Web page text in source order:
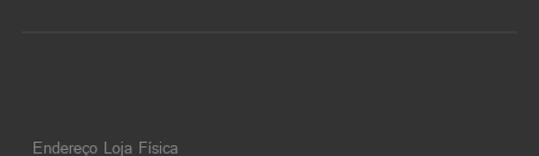
Endereço Loja Física